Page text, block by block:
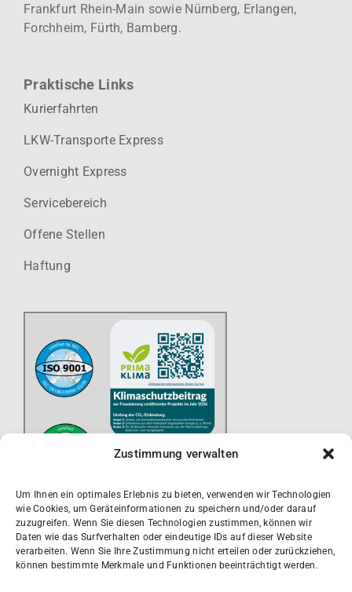
Zustimmung verwalten
Um Ihnen ein optimales Erlebnis zu bieten, verwenden wir Technologien
wie Cookies, um Geräteinformationen zu speichern und/oder darauf
zuzugreifen. Wenn Sie diesen Technologien zustimmen, können wir
Daten wie das Surfverhalten oder eindeutige IDs auf dieser Website
verarbeiten. Wenn Sie Ihre Zustimmung nicht erteilen oder zurückziehen,
können bestimmte Merkmale und Funktionen beeinträchtigt werden.
Frankfurt Rhein-Main sowie Nürnberg, Erlangen,
Forchheim, Fürth, Bamberg.
Praktische Links
Kurierfahrten
LKW-Transporte Express
Overnight Express
Servicebereich
Offene Stellen
Haftung